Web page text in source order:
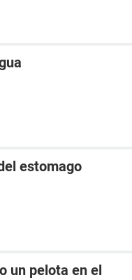
estomago
un pelota en el